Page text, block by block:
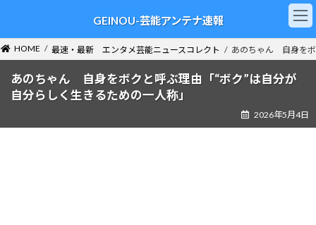
ン
ツ
ー
シ
GEINOU-芸能アンテナ速報
HOME 最速・最新 エンタメ芸能ニュースコレクト あのちゃん 自身をボ
あのちゃん 自身をボクと呼ぶ理由「“ボク”は自分が
自分らしく生きるための一人称」
2026年5月4日